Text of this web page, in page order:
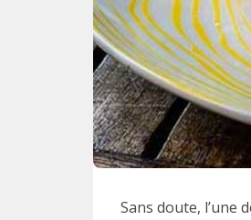
Sans doute, l’une